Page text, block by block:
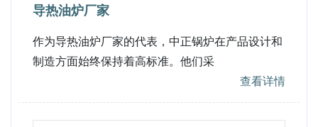
导热油炉厂家
作为导热油炉厂家的代表，中正锅炉在产品设计和
制造方面始终保持着高标准。他们采
查看详情